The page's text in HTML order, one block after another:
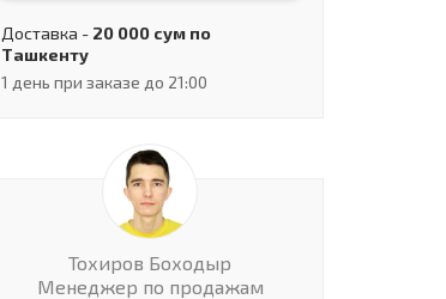
Доставка - 20 000 сум по
Ташкенту
1 день при заказе до 21:00
Тохиров Боходыр
Менеджер по продажам